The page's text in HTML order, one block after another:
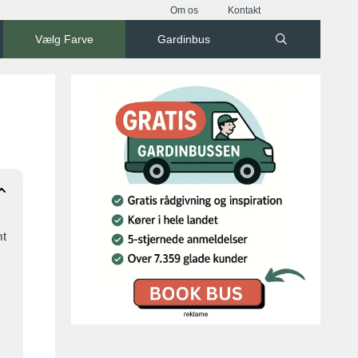
Om os Kontakt
Vælg Farve Gardinbus